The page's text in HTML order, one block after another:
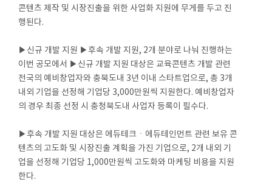
콘텐츠 제작 및 시장진출을 위한 사업화 지원에 무게를 두고 진
행된다.
▶신규 개발 지원 ▶후속 개발 지원, 2개 분야로 나눠 진행하는
이번 공모에서 ▶신규 개발 지원 대상은 교육콘텐츠 개발 관련
전국의 예비창업자와 충북도내 3년 이내 스타트업으로, 총 3개
내외 기업을 선정해 기업당 3,000만원씩 지원한다. 예비창업자
의 경우 최종 선정 시 충청북도내 사업자 등록이 필수다.
▶후속 개발 지원 대상은 에듀테크ㆍ에듀테인먼트 관련 보유 콘
텐츠의 고도화 및 시장진출 계획을 가진 기업으로, 2개 내외 기
업을 선정해 기업당 1,000만원씩 고도화와 마케팅 비용을 지원
한다.